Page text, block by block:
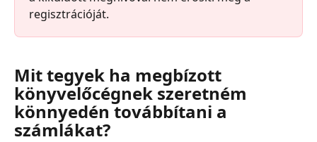
regisztrációját.
Mit tegyek ha megbízott
könyvelőcégnek szeretném
könnyedén továbbítani a
számlákat?